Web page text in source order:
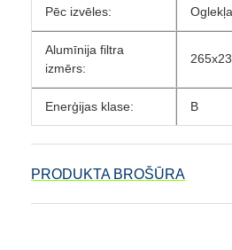
Pēc izvēles:
Alumīnija filtra
izmērs:
Enerģijas klase: B
PRODUKTA BROŠŪRA